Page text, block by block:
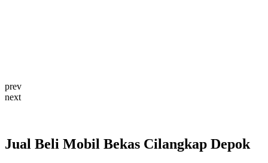
prev
next
Jual Beli Mobil Bekas Cilangkap Depok